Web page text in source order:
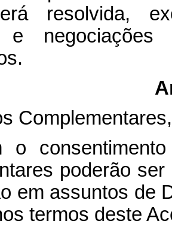
resolvida,
e
o
poderão
em assuntos de
termos deste